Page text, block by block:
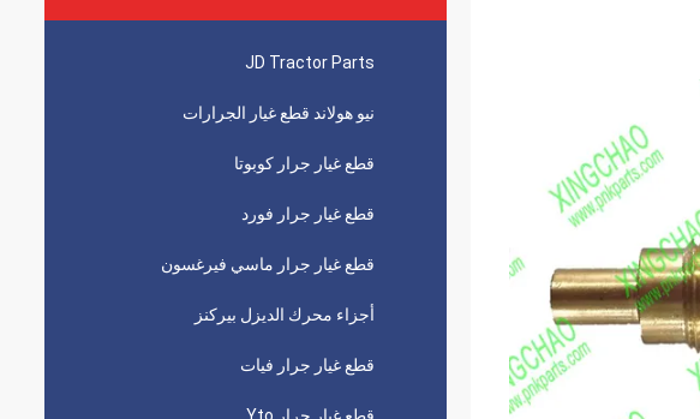
JD Tractor Parts
نيو هولاند قطع غيار الجرارات
قطع غيار جرار كوبوتا
قطع غيار جرار فورد
قطع غيار جرار ماسي فيرغسون
أجزاء محرك الديزل بيركنز
قطع غيار جرار فيات